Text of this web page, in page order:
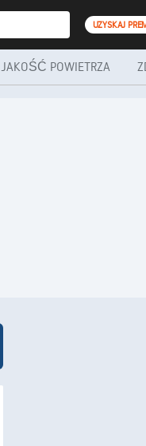
UZYSKAJ
JAKOŚĆ POWIETRZA